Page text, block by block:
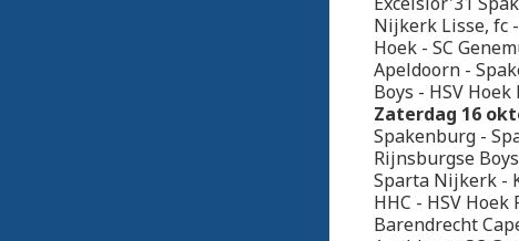
Nijkerk Lisse, fc
Hoek - SC
Apeldoorn -
Boys - HSV
Zaterdag 16
Spakenburg -
Rijnsburgse
Sparta Nijkerk -
HHC - HSV
Barendrecht